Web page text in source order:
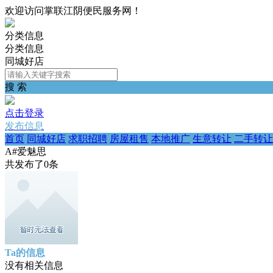
欢迎访问掌联江阴便民服务网！
分类信息
分类信息
同城好店
搜 索
点击登录
发布信息
首页 同城好店 求职招聘 房屋租售 本地推广 生意转让 二手转让
A#爱魅思
共发布了0条
Ta的信息
没有相关信息